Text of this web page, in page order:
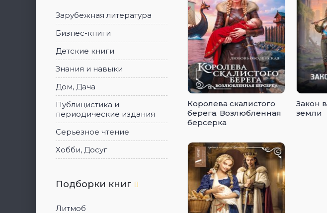
Зарубежная литература
Бизнес-книги
Детские книги
Знания и навыки
Дом, Дача
Публицистика и
периодические издания
Серьезное чтение
Хобби, Досуг
Подборки книг
Литмоб
Королева скалистого
берега. Возлюбленная
берсерка
Закон
земли